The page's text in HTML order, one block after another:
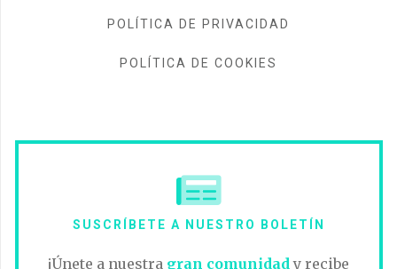
POLÍTICA DE PRIVACIDAD
POLÍTICA DE COOKIES
SUSCRÍBETE A NUESTRO BOLETÍN
¡Únete a nuestra gran comunidady recibe